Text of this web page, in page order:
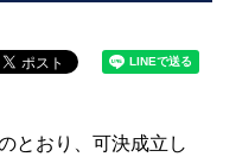
とおり、可決成立し